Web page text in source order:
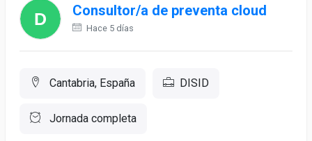
Consultor/a de preventa cloud
Hace 5 días
Cantabria, España DISID
Jornada completa